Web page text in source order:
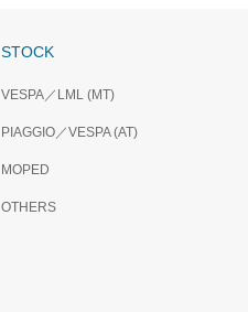
STOCK
VESPA／LML (MT)
PIAGGIO／VESPA (AT)
MOPED
OTHERS